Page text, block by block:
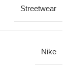
Streetwear
Nike